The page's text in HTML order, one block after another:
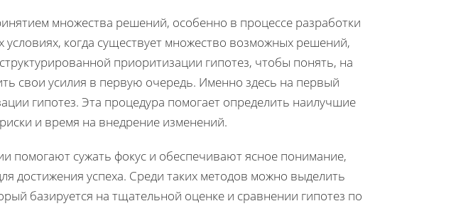
множества решений, особенно в процессе разработки
условиях, когда существует множество возможных решений,
приоритизации гипотез, чтобы понять, на
свои усилия в первую очередь. Именно здесь на первый
гипотез. Эта процедура помогает определить наилучшие
и время на внедрение изменений.
помогают сужать фокус и обеспечивают ясное понимание,
достижения успеха. Среди таких методов можно выделить
базируется на тщательной оценке и сравнении гипотез по